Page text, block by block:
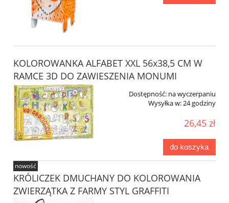
KOLOROWANKA ALFABET XXL 56x38,5 CM W
RAMCE 3D DO ZAWIESZENIA MONUMI
Dostępność: na wyczerpaniu
Wysyłka w:24 godziny
26,45 zł
do koszyka
KRÓLICZEK DMUCHANY DO KOLOROWANIA
ZWIERZĄTKA Z FARMY STYL GRAFFITI
nowość